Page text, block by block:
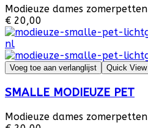
Modieuze dames zomerpetten
€ 20,00
Voeg toe aan verlanglijst Quick View
SMALLE MODIEUZE PET
Modieuze dames zomerpetten